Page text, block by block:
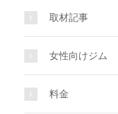
取材記事
女性向けジム
料金